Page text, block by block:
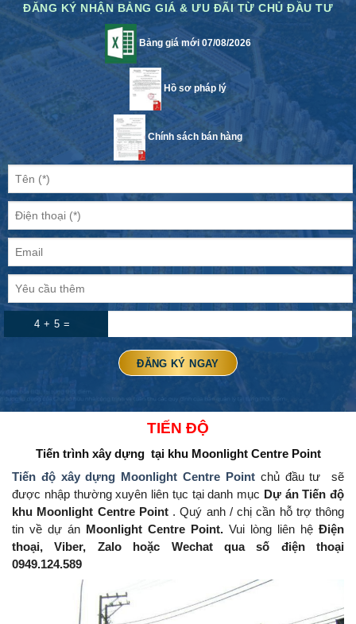
ĐĂNG KÝ NHẬN BẢNG GIÁ & ƯU ĐÃI TỪ CHỦ ĐẦU TƯ
Bảng giá mới 07/08/2026
Hồ sơ pháp lý
Chính sách bán hàng
4 + 5 =
TIẾN ĐỘ
Tiến trình xây dựng tại khu Moonlight Centre Point
Tiến độ xây dựng Moonlight Centre Pointchủ đầu tư
sẽ
được nhập thường xuyên liên tục tại danh mục Dự án Tiến độ
khu Moonlight Centre Point.Quý anh / chị cần hỗ trợ thông
tin về dự án Moonlight Centre Point. Vui lòng liên hệ Điện
thoại, Viber, Zalo hoặc Wechat qua số điện thoại
0949.124.589